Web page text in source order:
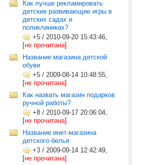
Как лучше рекламировать
детские развивающие игры в
детских садах и
поликлиниках?
+5 / 2010-09-20 15:43:46,
[не прочитана]
Название магазина детской
обуви
+5 / 2009-08-14 10:48:55,
[не прочитана]
Как назвать магазин подарков
ручной работы?
+8 / 2010-09-17 20:06:04,
[не прочитана]
Название инет-магазина
детского белья
+3 / 2009-09-14 12:42:49,
[не прочитана]